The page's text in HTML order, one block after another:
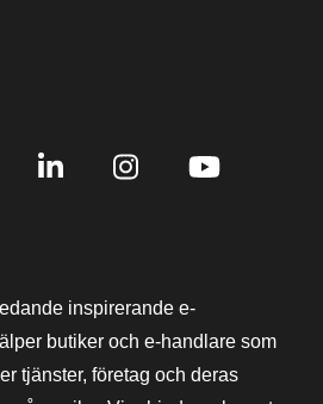
inspirerande e-
butiker och e-handlare som
tjänster, företag och deras